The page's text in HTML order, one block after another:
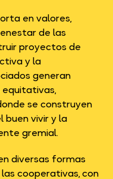
en valores,
de las
proyectos de
y la
generan
se construyen
buen vivir y la
gremial.
diversas formas
cooperativas, con